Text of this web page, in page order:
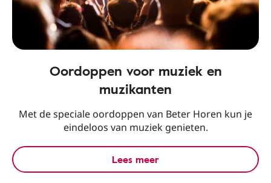
Oordoppen voor muziek en
muzikanten
Met de speciale oordoppen van Beter Horen kun je
eindeloos van muziek genieten.
Lees meer